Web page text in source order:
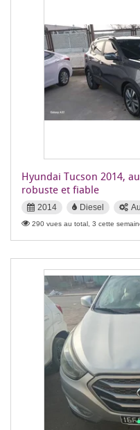
Hyundai Tucson 2014,
robuste et fiable
2014 Diesel
290 vues au total, 3 cette